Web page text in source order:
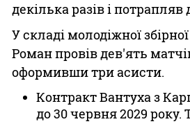
декілька разів і потрапляв
У складі молодіжної
Роман провів дев'ять
оформивши три асисти.
Контракт Вантуха з
до 30 червня 2029 року.